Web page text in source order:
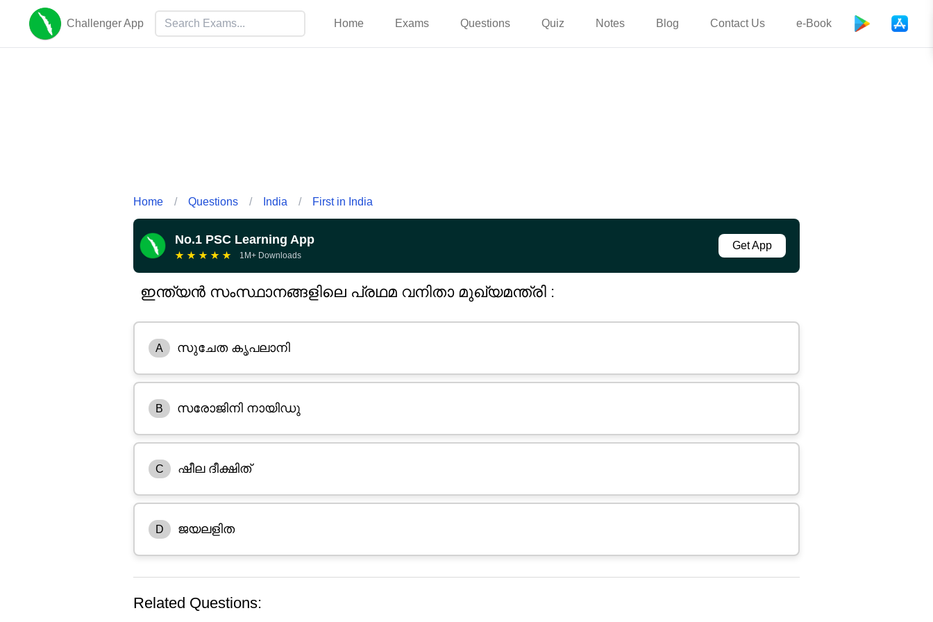
Challenger App Home Exams Questions Quiz Notes Blog Contact Us e-Book
Home / Questions / India / First in India
No.1 PSC Learning App
★ ★ ★ ★ ★ 1M+ Downloads
Get App
ഇന്ത്യൻ സംസ്ഥാനങ്ങളിലെ പ്രഥമ വനിതാ മുഖ്യമന്ത്രി :
A സുചേത കൃപലാനി
B സരോജിനി നായിഡു
C ഷീല ദീക്ഷിത്
D ജയലളിത
Related Questions: